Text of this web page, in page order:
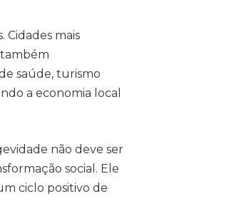
mais
saúde, turismo
a economia local
não deve ser
social. Ele
ciclo positivo de